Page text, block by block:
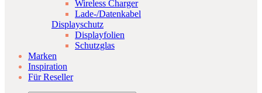
Wireless Charger
Lade-/Datenkabel
Displayschutz
Displayfolien
Schutzglas
Marken
Inspiration
Für Reseller